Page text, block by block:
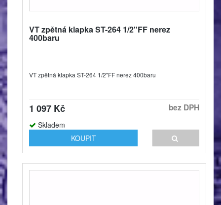
VT zpětná klapka ST-264 1/2"FF nerez
400baru
VT zpětná klapka ST-264 1/2"FF nerez 400baru
1 097 Kč bez DPH
Skladem
KOUPIT